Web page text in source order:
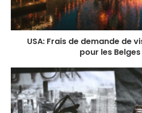
USA: Frais de demande de
pour les Belges